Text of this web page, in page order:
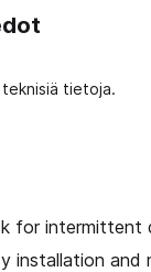
for intermittent
installation and
tietoja.